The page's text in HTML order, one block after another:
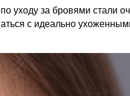
за бровями стали
с идеально